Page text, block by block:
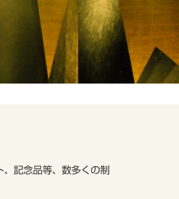
品・トロフィー
記念品等、数多くの制